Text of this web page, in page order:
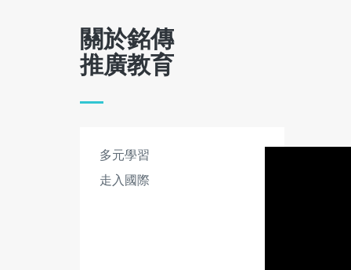
關於銘傳
推廣教育
多元學習
走入國際